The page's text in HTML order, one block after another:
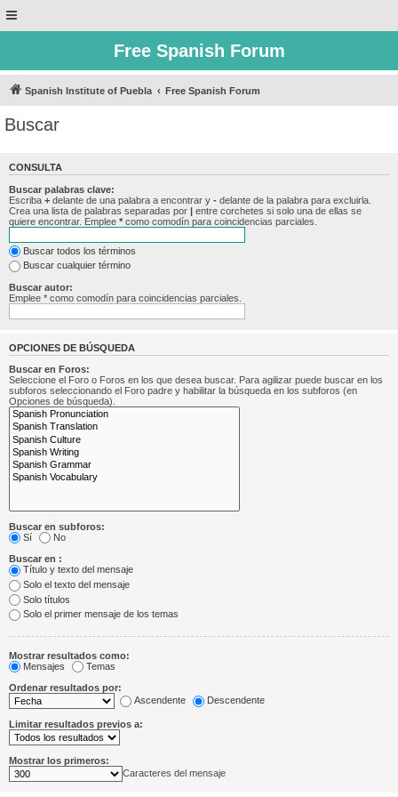
Free Spanish Forum
Spanish Institute of Puebla Free Spanish Forum
Buscar
CONSULTA
Buscar palabras clave:
Escriba + delante de una palabra a encontrar y - delante de la palabra para excluirla.
Crea una lista de palabras separadas por | entre corchetes si solo una de ellas se
quiere encontrar. Emplee * como comodín para coincidencias parciales.
Buscar todos los términos
Buscar cualquier término
Buscar autor:
Emplee * como comodín para coincidencias parciales.
OPCIONES DE BÚSQUEDA
Buscar en Foros:
Seleccione el Foro o Foros en los que desea buscar. Para agilizar puede buscar en los
subforos seleccionando el Foro padre y habilitar la búsqueda en los subforos (en
Opciones de búsqueda).
Buscar en subforos:
Sí
No
Buscar en :
Título y texto del mensaje
Solo el texto del mensaje
Solo títulos
Solo el primer mensaje de los temas
Mostrar resultados como:
Mensajes
Temas
Ordenar resultados por:
Ascendente
Descendente
Limitar resultados previos a:
Mostrar los primeros:
Caracteres del mensaje